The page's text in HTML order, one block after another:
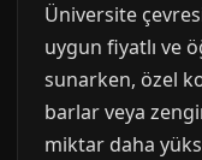
Üniversite
uygun fiyatlı ve
sunarken, özel
barlar veya
miktar daha